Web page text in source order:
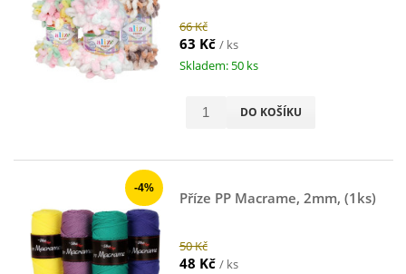
66 Kč
63 Kč / ks
Skladem: 50 ks
DO KOŠÍKU
-4%
Příze PP Macrame, 2mm, (1ks)
50 Kč
48 Kč / ks